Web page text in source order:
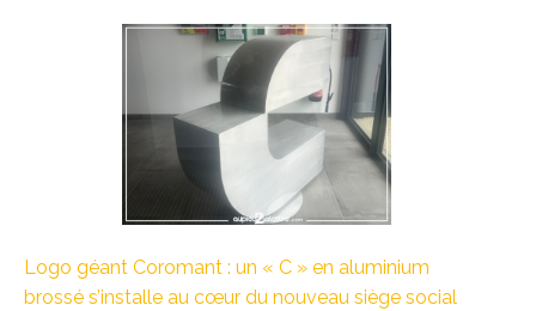
Logo géant Coromant : un « C » en aluminium
brossé s’installe au cœur du nouveau siège social